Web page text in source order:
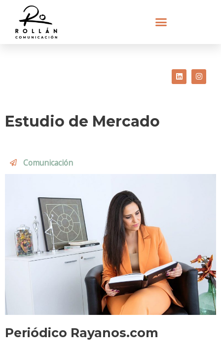
Linkedin
Estudio de Mercado
Comunicación
Periódico Rayanos.com